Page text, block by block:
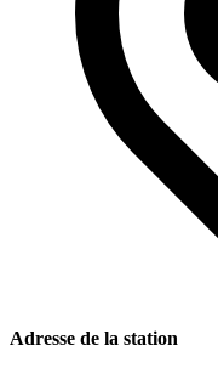
Adresse de la station